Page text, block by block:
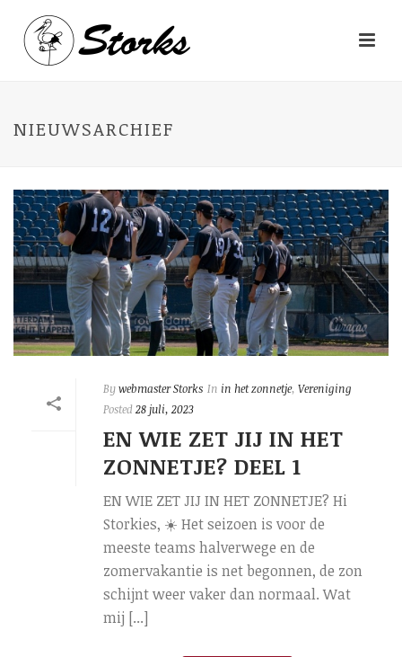
NIEUWSARCHIEF
Bywebmaster Storks In in het zonnetje, Vereniging
Posted 28 juli, 2023
EN WIE ZET JIJ IN HET
ZONNETJE? DEEL 1
EN WIE ZET JIJ IN HET ZONNETJE? Hi
Storkies, ☀️ Het seizoen is voor de
meeste teams halverwege en de
zomervakantie is net begonnen, de zon
schijnt weer vaker dan normaal. Wat
mij [...]